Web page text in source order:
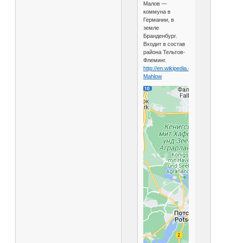
Малов —
коммуна в
Германии, в
земле
Бранденбург.
Входит в состав
района Тельтов-
Флеминг.
http://en.wikipedia.org/wiki/
Mahlow